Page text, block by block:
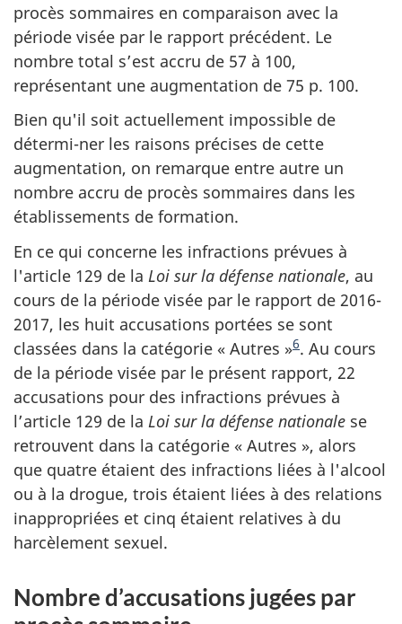
procès sommaires en comparaison avec la
période visée par le rapport précédent. Le
nombre total s’est accru de 57 à 100,
représentant une augmentation de 75 p. 100.
Bien qu'il soit actuellement impossible de
détermi-ner les raisons précises de cette
augmentation, on remarque entre autre un
nombre accru de procès sommaires dans les
établissements de formation.
En ce qui concerne les infractions prévues à
l'article 129 de la Loi sur la défense nationale, au
cours de la période visée par le rapport de 2016-
2017, les huit accusations portées se sont
classées dans la catégorie « Autres »6. Au cours
de la période visée par le présent rapport, 22
accusations pour des infractions prévues à
l’article 129 de la Loi sur la défense nationale se
retrouvent dans la catégorie « Autres », alors
que quatre étaient des infractions liées à l'alcool
ou à la drogue, trois étaient liées à des relations
inappropriées et cinq étaient relatives à du
harcèlement sexuel.
Nombre d’accusations jugées par